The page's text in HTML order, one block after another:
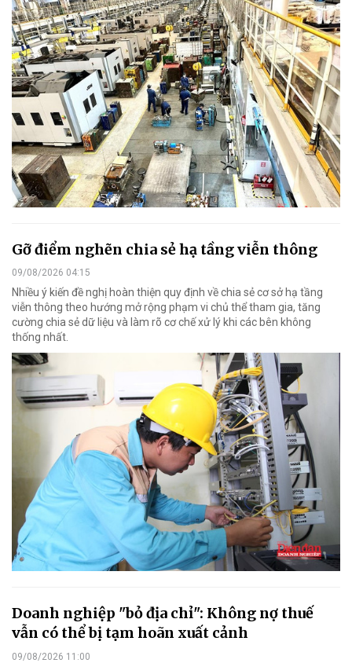
Gỡ điểm nghẽn chia sẻ hạ tầng viễn thông
09/08/2026 04:15
Nhiều ý kiến đề nghị hoàn thiện quy định về chia sẻ cơ sở hạ tầng
viễn thông theo hướng mở rộng phạm vi chủ thể tham gia, tăng
cường chia sẻ dữ liệu và làm rõ cơ chế xử lý khi các bên không
thống nhất.
Doanh nghiệp "bỏ địa chỉ": Không nợ thuế
vẫn có thể bị tạm hoãn xuất cảnh
09/08/2026 11:00